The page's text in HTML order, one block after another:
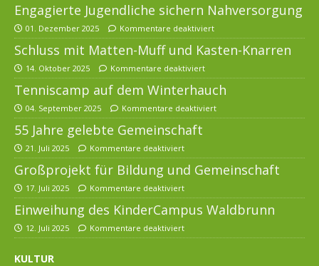
Engagierte Jugendliche sichern Nahversorgung
01. Dezember 2025 Kommentare deaktiviert
Schluss mit Matten-Muff und Kasten-Knarren
14. Oktober 2025 Kommentare deaktiviert
Tenniscamp auf dem Winterhauch
04. September 2025 Kommentare deaktiviert
55 Jahre gelebte Gemeinschaft
21. Juli 2025 Kommentare deaktiviert
Großprojekt für Bildung und Gemeinschaft
17. Juli 2025 Kommentare deaktiviert
Einweihung des KinderCampus Waldbrunn
12. Juli 2025 Kommentare deaktiviert
KULTUR